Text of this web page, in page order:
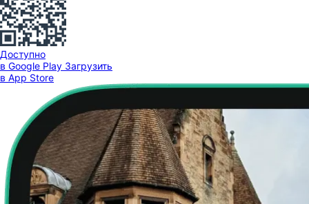
Доступно
в Google Play Загрузить
в App Store